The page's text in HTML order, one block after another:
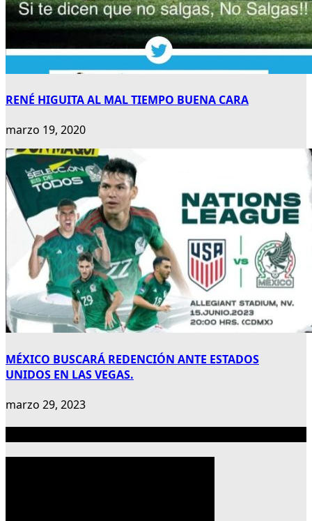
RENÉ HIGUITA AL MAL TIEMPO BUENA CARA
marzo 19, 2020
MÉXICO BUSCARÁ REDENCIÓN ANTE ESTADOS
UNIDOS EN LAS VEGAS.
marzo 29, 2023